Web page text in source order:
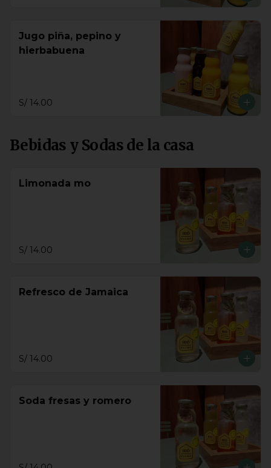
Jugo piña, pepino y
hierbabuena
S/ 14.00
Bebidas y Sodas de la casa
Limonada mo
S/ 14.00
Refresco de Jamaica
S/ 14.00
Soda fresas y romero